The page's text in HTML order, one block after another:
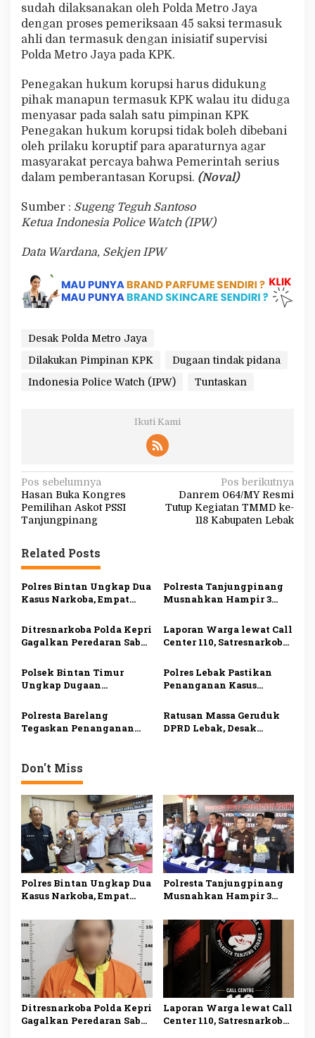
sudah dilaksanakan oleh Polda Metro Jaya
dengan proses pemeriksaan 45 saksi termasuk
ahli dan termasuk dengan inisiatif supervisi
Polda Metro Jaya pada KPK.
Penegakan hukum korupsi harus didukung
pihak manapun termasuk KPK walau itu diduga
menyasar pada salah satu pimpinan KPK
Penegakan hukum korupsi tidak boleh dibebani
oleh prilaku koruptif para aparaturnya agar
masyarakat percaya bahwa Pemerintah serius
dalam pemberantasan Korupsi. (Noval)
Sumber : Sugeng Teguh Santoso
Ketua Indonesia Police Watch (IPW)
Data Wardana, Sekjen IPW
Desak Polda Metro Jaya
Dilakukan Pimpinan KPK
Dugaan tindak pidana
Indonesia Police Watch (IPW)
Tuntaskan
Ikuti Kami
N
a
v
i
g
a
s
i
p
o
s
Pos sebelumnya
Hasan Buka Kongres
Pemilihan Askot PSSI
Tanjungpinang
Pos berikutnya
Danrem 064/MY Resmi
Tutup Kegiatan TMMD ke-
118 Kabupaten Lebak
Related Posts
Polres Bintan Ungkap Dua
Kasus Narkoba, Empat
Sabu dan Ekstasi Disita
Polresta Tanjungpinang
Musnahkan Hampir 3
Malaysia, Dua Tersangka
Ditangkap
Ditresnarkoba Polda Kepri
Gagalkan Peredaran Sabu
Ditangkap di Batu Ampar
Laporan Warga lewat Call
Center 110, Satresnarkoba
Ungkap Kasus
Penyalahgunaan
Narkotika
Polsek Bintan Timur
Ungkap Dugaan
Anak di Mantang, Satu
Tersangka Ditangkap
Polres Lebak Pastikan
Penanganan Kasus
Seksual Anak di Maja
Sesuai Prosedur
Polresta Barelang
Tegaskan Penanganan
Orang Jadi Tersangka
Ratusan Massa Geruduk
DPRD Lebak, Desak
Don't Miss
Polres Bintan Ungkap Dua
Kasus Narkoba, Empat
Sabu dan Ekstasi Disita
Polresta Tanjungpinang
Musnahkan Hampir 3
Malaysia, Dua Tersangka
Ditangkap
Ditresnarkoba Polda Kepri
Gagalkan Peredaran Sabu
Laporan Warga lewat Call
Center 110, Satresnarkoba